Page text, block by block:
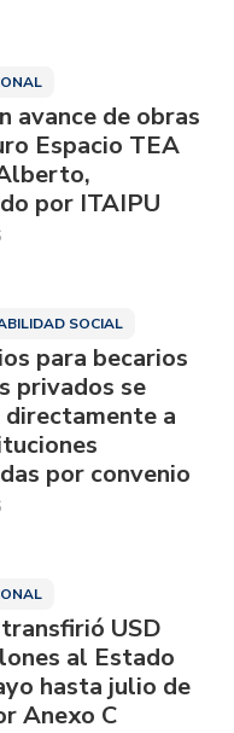
avance de obras
Espacio TEA
por ITAIPU
SOCIAL
para becarios
privados se
directamente a
por convenio
USD
al Estado
hasta julio de
Anexo C